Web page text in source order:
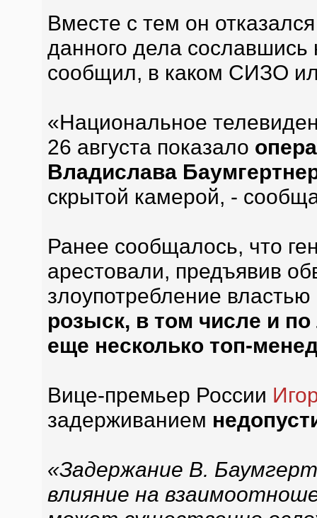
Вместе с тем он
данного дела сославшись
сообщил, в каком СИЗО
«Национальное
26 августа показало
Владислава
скрытой камерой, -
Ранее сообщалось, что
арестовали, предъявив
злоупотребление
розыск, в том числе и
еще несколько топ-
Вице-премьер России
задерживанием
«Задержание В.
влияние на